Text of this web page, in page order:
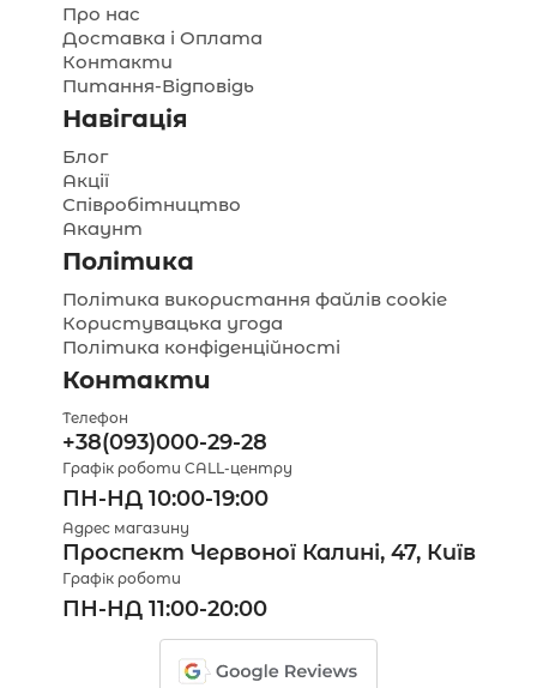
Про нас
Доставка і Оплата
Контакти
Питання-Відповідь
Навігація
Блог
Акції
Співробітництво
Акаунт
Політика
Політика використання файлів cookie
Користувацька угода
Політика конфіденційності
Контакти
Телефон
+38(093)000-29-28
Графік роботи CALL-центру
ПН-НД 10:00-19:00
Адрес магазину
Проспект Червоної Калині, 47, Київ
Графік роботи
ПН-НД 11:00-20:00